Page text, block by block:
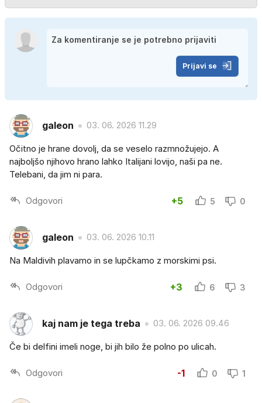
Prijavi se
galeon 03. 06. 2026 11.29
Očitno je hrane dovolj, da se veselo razmnožujejo. A
najboljšo njihovo hrano lahko Italijani lovijo, naši pa ne.
Telebani, da jim ni para.
Odgovori +5 5 0
galeon 03. 06. 2026 10.11
Na Maldivih plavamo in se lupčkamo z morskimi psi.
Odgovori +3 6 3
kaj nam je tega treba 03. 06. 2026 09.46
Če bi delfini imeli noge, bi jih bilo že polno po ulicah.
Odgovori -1 0 1